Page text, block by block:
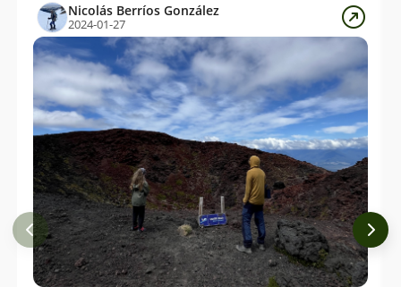
Nicolás Berríos González
2024-01-27